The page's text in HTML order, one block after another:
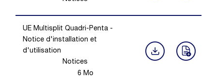
UE Multisplit Quadri-Penta -
Notice d'installation et
d'utilisation
Notices
6 Mo